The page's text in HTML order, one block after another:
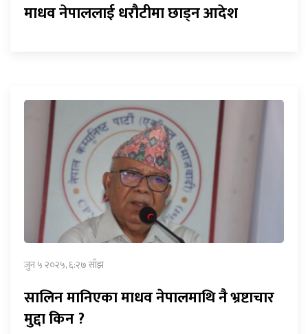
माधव नेपाललाई धरौटीमा छाड्न आदेश
जुन ५ २०२५, ६:२७ साँझ
सालिन मानिएका माधव नेपालमाथि नै भ्रष्टाचार
मुद्दा किन ?